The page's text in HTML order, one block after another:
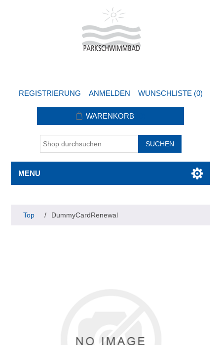
REGISTRIERUNG ANMELDEN WUNSCHLISTE (0)
WARENKORB
MENU
Top / DummyCardRenewal